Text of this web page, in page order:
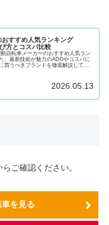
すすめ人気ランキング
方とコスパ比較
自転車メーカーのおすすめ人気ラン
。最新技術が魅力のADOやコスパに
買うべきブランドを徹底解説してい
2026.05.13
ご確認ください。
を見る